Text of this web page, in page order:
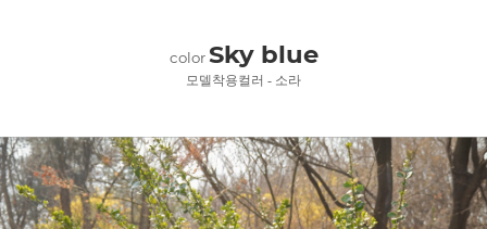
color Sky blue
모델착용컬러 - 소라